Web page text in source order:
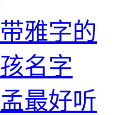
雅字的
名字
最好听